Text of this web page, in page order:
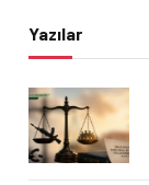
Yazılar